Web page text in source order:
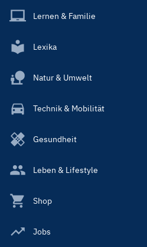
Lernen & Familie
Lexika
Natur & Umwelt
Technik & Mobilität
Gesundheit
Leben & Lifestyle
Shop
Jobs